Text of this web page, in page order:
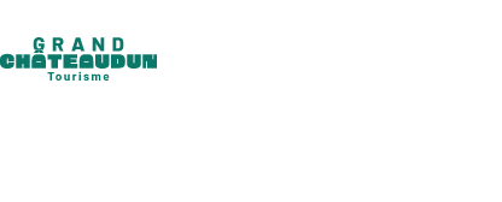
contenu